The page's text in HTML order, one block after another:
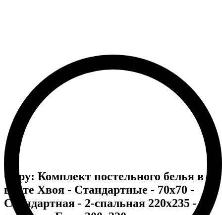
Copy: Комплект постельного белья в
цвете Хвоя - Стандартные - 70х70 -
Стандартная - 2-спальная 220х235 - на